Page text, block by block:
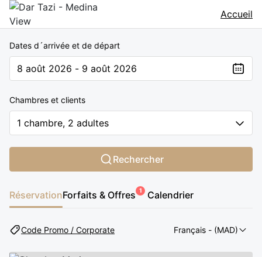
Accueil
Dates d´arrivée et de départ
8 août 2026 - 9 août 2026
Chambres et clients
1 chambre, 2 adultes
Rechercher
RéservationForfaits & Offres1 Calendrier
Code Promo / Corporate Français - (MAD)